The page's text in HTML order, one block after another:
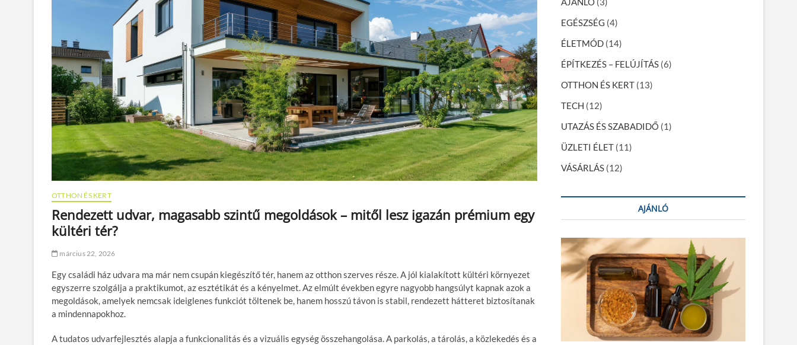
OTTHON ÉS KERT
Rendezett udvar, magasabb szintű megoldások – mitől lesz igazán prémium egy
kültéri tér?
március 22, 2026
Egy családi ház udvara ma már nem csupán kiegészítő tér, hanem az otthon szerves része. A jól kialakított kültéri környezet
egyszerre szolgálja a praktikumot, az esztétikát és a kényelmet. Az elmúlt években egyre nagyobb hangsúlyt kapnak azok a
megoldások, amelyek nemcsak ideiglenes funkciót töltenek be, hanem hosszú távon is stabil, rendezett hátteret biztosítanak
a mindennapokhoz.
A tudatos udvarfejlesztés alapja a funkcionalitás és a vizuális egység összehangolása. A parkolás, a tárolás, a közlekedés és a
EGÉSZSÉG (4)
ÉLETMÓD (14)
ÉPÍTKEZÉS – FELÚJÍTÁS (6)
OTTHON ÉS KERT (13)
TECH (12)
UTAZÁS ÉS SZABADIDŐ (1)
ÜZLETI ÉLET (11)
VÁSÁRLÁS (12)
AJÁNLÓ